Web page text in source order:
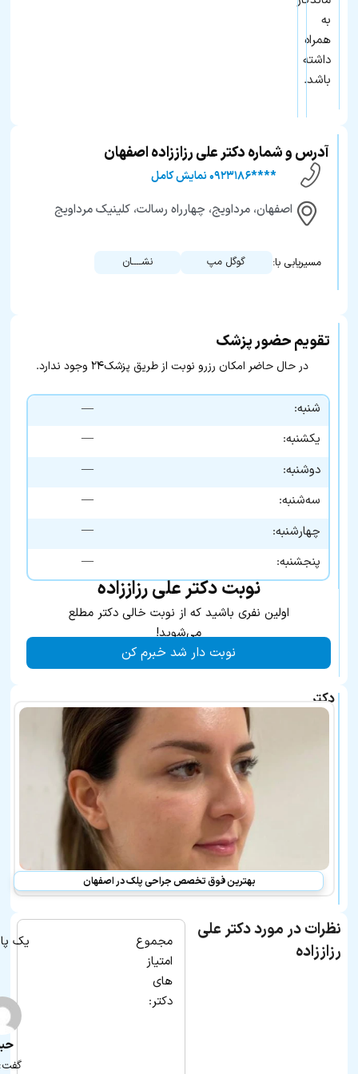
به
همراه
داشته
باشد.
آدرس و شماره دکتر علی رزاززاده اصفهان
****۰۹۲۳۱۸۶ نمایش کامل
اصفهان، مرداویج، چهارراه رسالت، کلینیک مرداویج
مسیریابی با: گوگل مپ نشــــان
تقویم حضور پزشک
در حال حاضر امکان رزرو نوبت از طریق پزشک۲۴ وجود ندارد.
شنبه:
—
یکشنبه:
—
دوشنبه:
—
سه‌شنبه:
—
چهارشنبه:
—
پنجشنبه:
—
نوبت دکتر علی رزاززاده
اولین نفری باشید که از نوبت خالی دکتر مطلع
می‌شوید!
نوبت دار شد خبرم کن
دکتر
علی
بهترین فوق تخصص جراحی پلک در اصفهان
نظرات در مورد دکتر علی
رزاززاده
مجموع
امتیاز
های
دکتر:
یک